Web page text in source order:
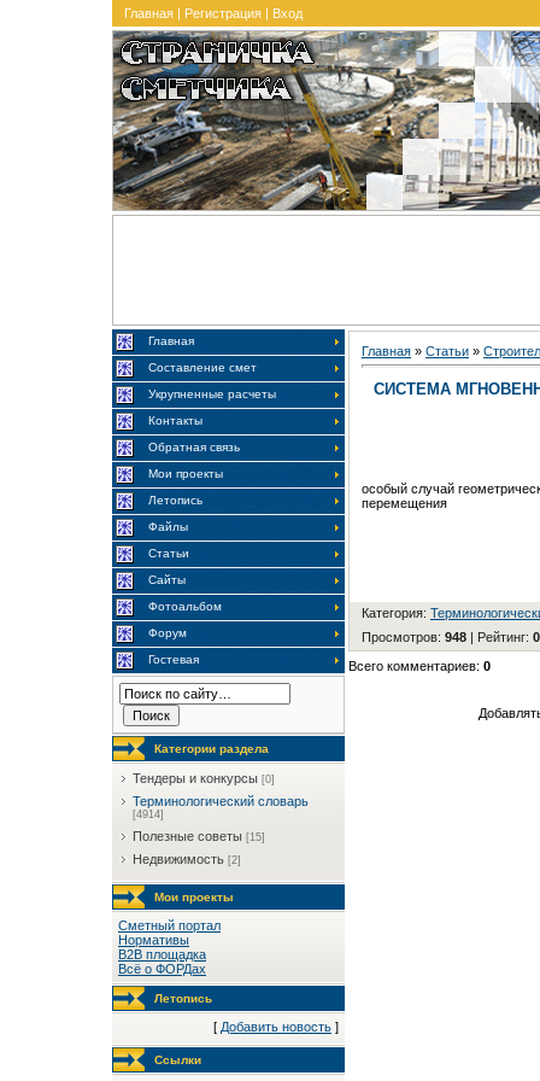
Главная | Регистрация | Вход
Главная
Составление смет
Укрупненные расчеты
Контакты
Обратная связь
Мои проекты
Летопись
Файлы
Статьи
Сайты
Фотоальбом
Форум
Гостевая
Категории раздела
Тендеры и конкурсы [0]
Терминологический словарь
[4914]
Полезные советы [15]
Недвижимость [2]
Мои проекты
Сметный портал
Нормативы
B2B площадка
Всё о ФОРДах
Летопись
[ Добавить новость ]
Ссылки
Главная » Статьи »
СИСТЕМА
особый случай
перемещения
Категория:
Просмотров: 948 | Рейтинг:
Всего комментариев: 0